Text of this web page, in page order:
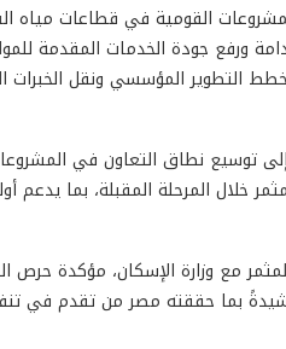
المشروعات القومية في قطاعات
ورفع جودة الخدمات المقدمة
المؤسسي ونقل الخبرات
توسيع نطاق التعاون في
خلال المرحلة المقبلة، بما يدعم
مع وزارة الإسكان، مؤكدة حرص
بما حققته مصر من تقدم في